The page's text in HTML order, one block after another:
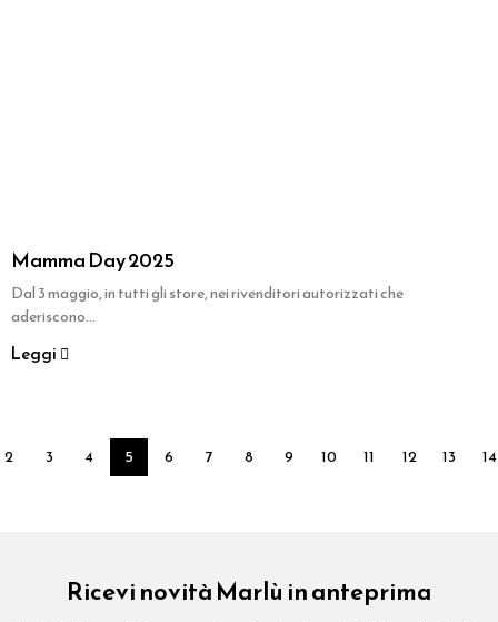
Mamma Day 2025
Dal 3 maggio, in tutti gli store, nei rivenditori autorizzati che
aderiscono...
Leggi
2 3 4 5 6 7 8 9 10 11 12 13 14
Ricevi novità Marlù in anteprima